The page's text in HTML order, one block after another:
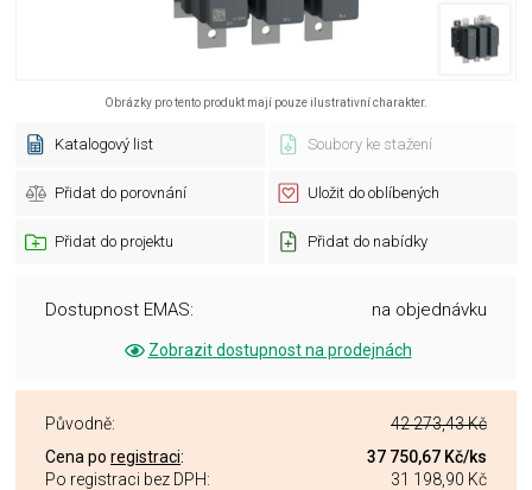
Obrázky pro tento produkt mají pouze ilustrativní charakter.
Katalogový list Soubory ke stažení
Přidat do porovnání Uložit do oblíbených
Přidat do projektu Přidat do nabídky
Dostupnost EMAS: na objednávku
Zobrazit dostupnost na prodejnách
Původně:
42 273,43 Kč
Cena po registraci: 37 750,67 Kč/ks
Po registraci bez DPH:
31 198,90 Kč